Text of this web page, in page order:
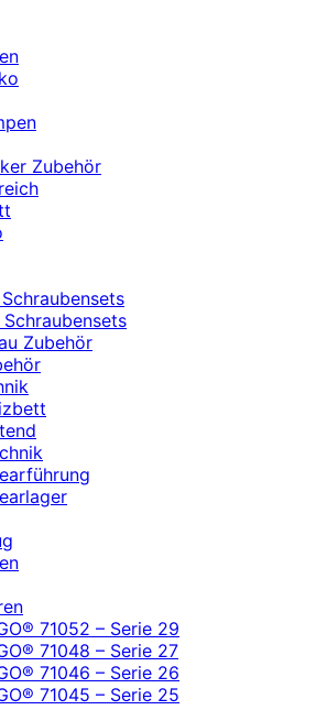
Zubehör
Schraubensets
Zubehör
71052 – Serie 29
71048 – Serie 27
71046 – Serie 26
71045 – Serie 25